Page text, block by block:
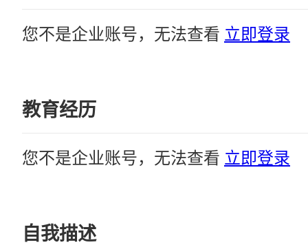
您不是企业账号，无法查看 立即登录
教育经历
您不是企业账号，无法查看 立即登录
自我描述